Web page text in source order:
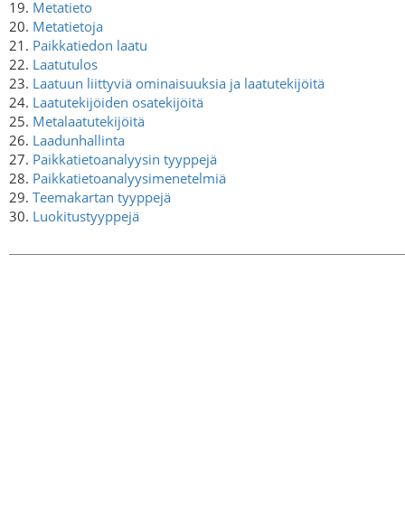
19. Metatieto
20. Metatietoja
21. Paikkatiedon laatu
22. Laatutulos
23. Laatuun liittyviä ominaisuuksia ja laatutekijöitä
24. Laatutekijöiden osatekijöitä
25. Metalaatutekijöitä
26. Laadunhallinta
27. Paikkatietoanalyysin tyyppejä
28. Paikkatietoanalyysimenetelmiä
29. Teemakartan tyyppejä
30. Luokitustyyppejä